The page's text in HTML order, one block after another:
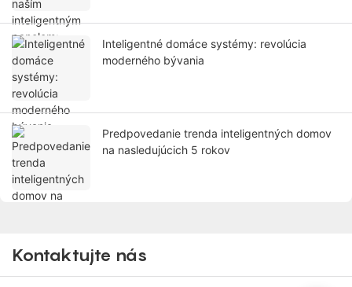
Inteligentné domáce systémy: revolúcia
moderného bývania
Predpovedanie trenda inteligentných domov
na nasledujúcich 5 rokov
Kontaktujte nás